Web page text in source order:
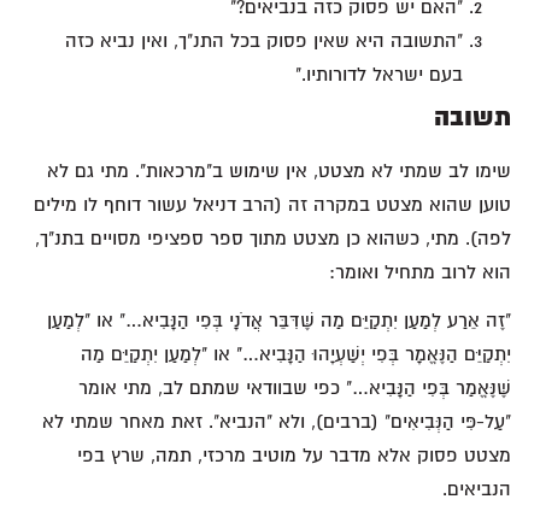
"האם יש פסוק כזה בנביאים?"
"התשובה היא שאין פסוק בכל התנ"ך, ואין נביא כזה
בעם ישראל לדורותיו."
תשובה
שימו לב שמתי לא מצטט, אין שימוש ב"מרכאות". מתי גם לא
טוען שהוא מצטט במקרה זה (הרב דניאל עשור דוחף לו מילים
לפה). מתי, כשהוא כן מצטט מתוך ספר ספציפי מסויים בתנ"ך,
הוא לרוב מתחיל ואומר:
"זֶה אֵרַע לְמַעַן יִתְקַיֵּם מַה שֶּׁדִּבֵּר אֲדֹנָי בְּפִי הַנָּבִיא…" או "לְמַעַן
יִתְקַיֵּם הַנֶּאֱמָר בְּפִי יְשַׁעְיָהוּ הַנָּבִיא…" או "לְמַעַן יִתְקַיֵּם מַה
שֶּׁנֶּאֱמַר בְּפִי הַנָּבִיא…" כפי שבוודאי שמתם לב, מתי אומר
"עַל-פִּי הַנְּבִיאִים" (ברבים), ולא "הנביא". זאת מאחר שמתי לא
מצטט פסוק אלא מדבר על מוטיב מרכזי, תמה, שרץ בפי
הנביאים.